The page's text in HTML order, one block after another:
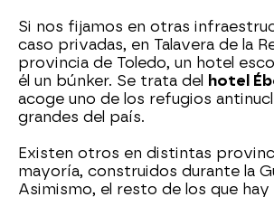
Si nos fijamos en otras
caso privadas, en Talavera de la
provincia de Toledo, un hotel
él un búnker. Se trata del hotel
acoge uno de los refugios
grandes del país.
Existen otros en distintas
mayoría, construidos durante la
Asimismo, el resto de los que hay